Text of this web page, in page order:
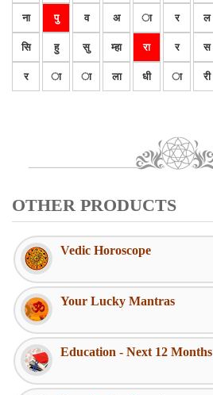
ना पु व अ ा र ल
सि हु सु म्हा रा र स
र ा ा ला धी ा री
OTHER PRODUCTS
Vedic Horoscope
Your Lucky Mantras
Education - Next 12 Months